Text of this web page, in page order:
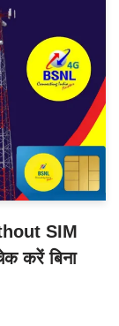
SIM
करें बिना